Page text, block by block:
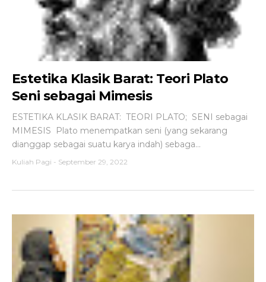
Estetika Klasik Barat: Teori Plato
Seni sebagai Mimesis
ESTETIKA KLASIK BARAT: TEORI PLATO; SENI sebagai
MIMESIS Plato menempatkan seni (yang sekarang
dianggap sebagai suatu karya indah) sebaga...
Kuliah Pagi - September 29, 2022